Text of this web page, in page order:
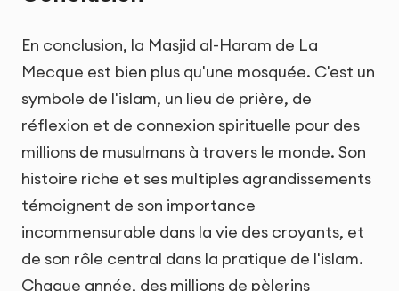
En conclusion, la Masjid al-Haram de La
Mecque est bien plus qu'une mosquée. C'est un
symbole de l'islam, un lieu de prière, de
réflexion et de connexion spirituelle pour des
millions de musulmans à travers le monde. Son
histoire riche et ses multiples agrandissements
témoignent de son importance
incommensurable dans la vie des croyants, et
de son rôle central dans la pratique de l'islam.
Chaque année, des millions de pèlerins